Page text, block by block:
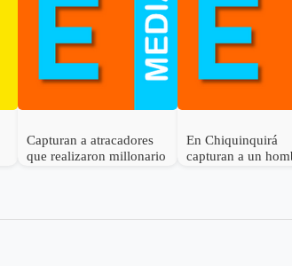
Capturan a atracadores
que realizaron millonario
En Chiquinquirá
capturan a un